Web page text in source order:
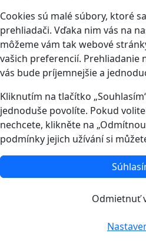
Cookies sú malé súbory, ktoré
prehliadači. Vďaka nim vás na
môžeme vám tak webové
vašich preferencií. Prehliadanie
vás bude príjemnejšie a
Kliknutím na tlačítko
jednoduše povolíte. Pokud
nechcete, klikněte na
podmínky jejich užívání si
Odmietnuť